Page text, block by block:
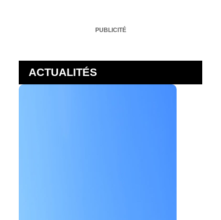
PUBLICITÉ
ACTUALITÉS